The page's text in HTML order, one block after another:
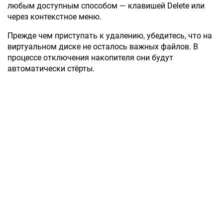
любым доступным способом — клавишей Delete или
через контекстное меню.
Прежде чем приступать к удалению, убедитесь, что на
виртуальном диске не осталось важных файлов. В
процессе отключения накопителя они будут
автоматически стёрты.